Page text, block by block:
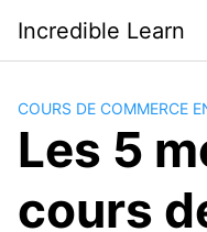
contenido
Incredible Learn
COURS DE COMMERCE
Les 5
cours